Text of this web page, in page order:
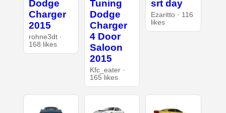
Dodge
Charger
2015
rohne3dt ·
168 likes
Tuning
Dodge
Charger
4 Door
Saloon
2015
Kfc_eater ·
165 likes
srt day
Ezaritto · 116
likes